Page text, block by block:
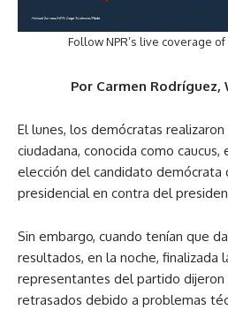
Follow NPR’s live coverage
Por Carmen Rodríguez,
El lunes, los demócratas
ciudadana, conocida como caucus,
elección del candidato demócrata
presidencial en contra del
Sin embargo, cuando tenían que
resultados, en la noche, finalizada
representantes del partido
retrasados debido a problemas